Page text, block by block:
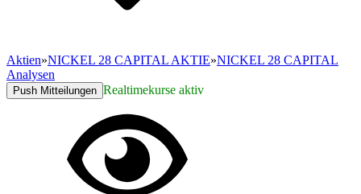
Aktien»NICKEL 28 CAPITAL AKTIE»NICKEL 28 CAPITAL
Analysen
Push Mitteilungen Realtimekurse aktiv